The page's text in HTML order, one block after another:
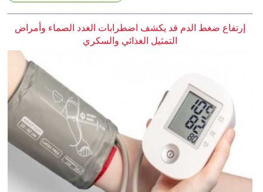
إرتفاع ضغط الدم قد يكشف اضطرابات الغدد الصماء وأمراض
التمثيل الغذائي والسكري